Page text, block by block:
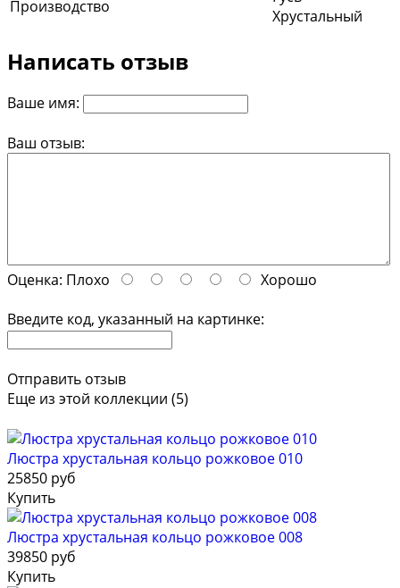
Производство
Хрустальный
Написать отзыв
Ваше имя:
Ваш отзыв:
Оценка: Плохо
Хорошо
Введите код, указанный на картинке:
Отправить отзыв
Еще из этой коллекции (5)
Люстра хрустальная кольцо рожковое 010
25850 руб
Купить
Люстра хрустальная кольцо рожковое 008
39850 руб
Купить